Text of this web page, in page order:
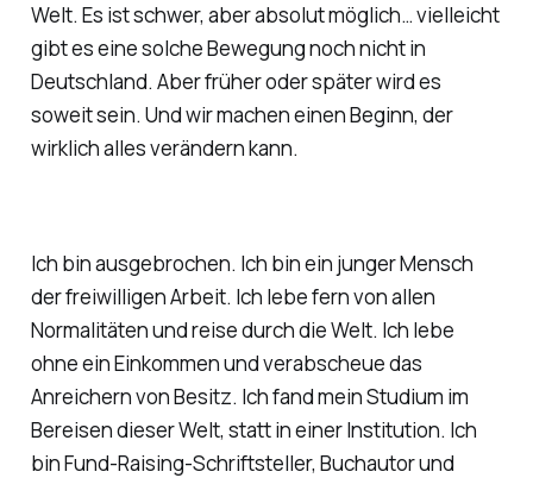
Welt. Es ist schwer, aber absolut möglich… vielleicht
gibt es eine solche Bewegung noch nicht in
Deutschland. Aber früher oder später wird es
soweit sein. Und wir machen einen Beginn, der
wirklich alles verändern kann.
Ich bin ausgebrochen. Ich bin ein junger Mensch
der freiwilligen Arbeit. Ich lebe fern von allen
Normalitäten und reise durch die Welt. Ich lebe
ohne ein Einkommen und verabscheue das
Anreichern von Besitz. Ich fand mein Studium im
Bereisen dieser Welt, statt in einer Institution. Ich
bin Fund-Raising-Schriftsteller, Buchautor und